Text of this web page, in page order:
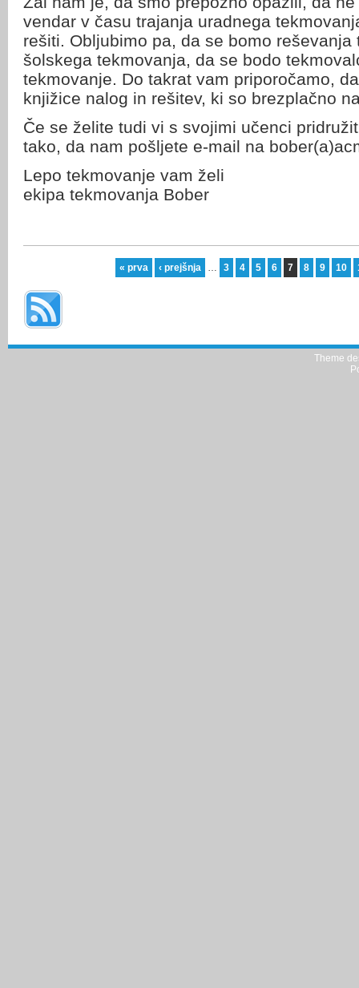
vendar v času trajanja uradnega
rešiti. Obljubimo pa, da se bomo
šolskega tekmovanja, da se bodo
tekmovanje. Do takrat vam priporočamo,
knjižice nalog in rešitev, ki so brezplačno
Če se želite tudi vi s svojimi učenci
tako, da nam pošljete e-mail na
Lepo tekmovanje vam želi
ekipa tekmovanja Bober
« prva ‹ prejšnja … 3 4 5 6 7 8 9 10
Theme